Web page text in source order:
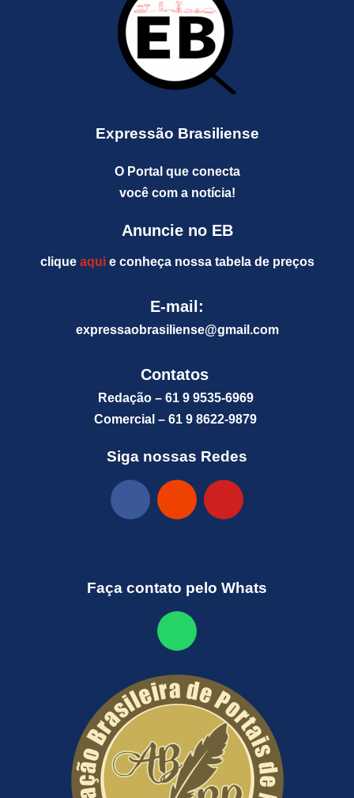
Expressão Brasiliense
O Portal que conecta
você com a notícia!
Anuncie no EB
clique aquie conheça nossa tabela de preços
E-mail:
expressaobrasiliense@gmail.com
Contatos
Redação – 61 9 9535-6969
Comercial – 61 9 8622-9879
Siga nossas Redes
Faça contato pelo Whats